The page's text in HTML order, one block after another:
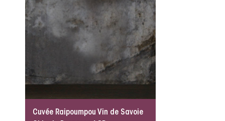
Cuvée Raipoumpou Vin de Savoie